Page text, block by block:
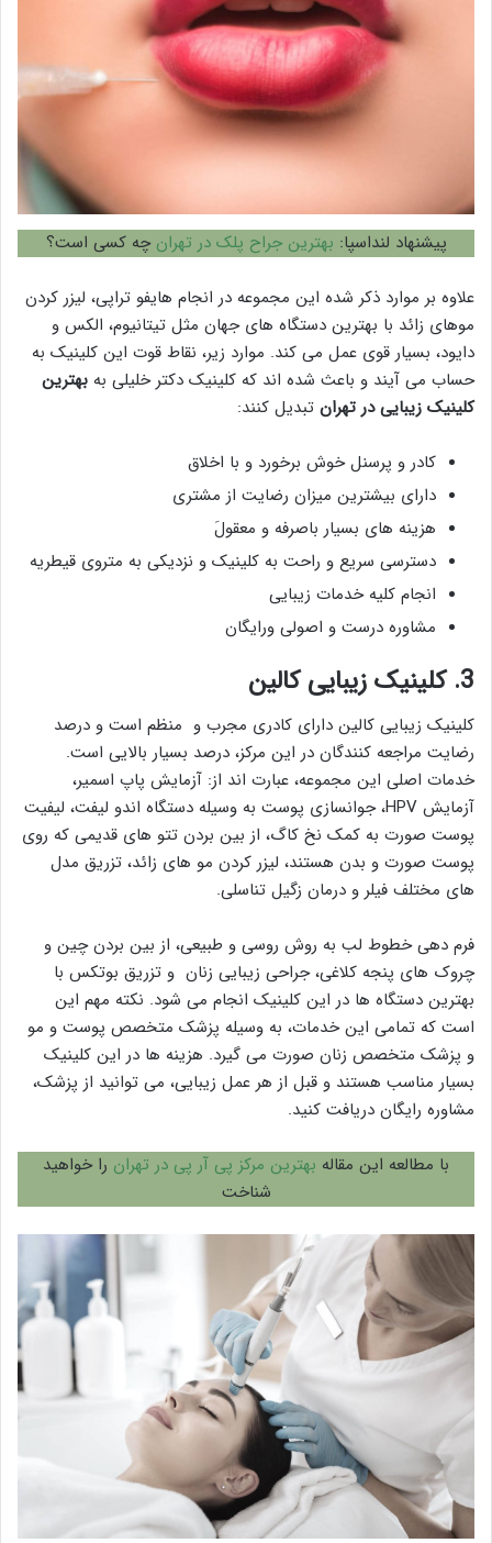
پیشنهاد لنداسپا: بهترین جراح پلک در تهران چه کسی است؟
علاوه بر موارد ذکر شده این مجموعه در انجام هایفو تراپی، لیزر کردن
موهای زائد با بهترین دستگاه های جهان مثل تیتانیوم، الکس و
دایود، بسیار قوی عمل می کند. موارد زیر، نقاط قوت این کلینیک به
حساب می آیند و باعث شده اند که کلینیک دکتر خلیلی به بهترین
کلینیک زیبایی در تهران تبدیل کنند:
کادر و پرسنل خوش برخورد و با اخلاق
دارای بیشترین میزان رضایت از مشتری
هزینه های بسیار باصرفه و معقولَ
دسترسی سریع و راحت به کلینیک و نزدیکی به متروی قیطریه
انجام کلیه خدمات زیبایی
مشاوره درست و اصولی ورایگان
3. کلینیک زیبایی کالین
کلینیک زیبایی کالین دارای کادری مجرب و منظم است و درصد
رضایت مراجعه کنندگان در این مرکز، درصد بسیار بالایی است.
خدمات اصلی این مجموعه، عبارت اند از: آزمایش پاپ اسمیر،
آزمایش HPV، جوانسازی پوست به وسیله دستگاه اندو لیفت، لیفیت
پوست صورت به کمک نخ کاگ، از بین بردن تتو های قدیمی که روی
پوست صورت و بدن هستند، لیزر کردن مو های زائد، تزریق مدل
های مختلف فیلر و درمان زگیل تناسلی.
فرم دهی خطوط لب به روش روسی و طبیعی، از بین بردن چین و
چروک های پنجه کلاغی، جراحی زیبایی زنان و تزریق بوتکس با
بهترین دستگاه ها در این کلینیک انجام می شود. نکته مهم این
است که تمامی این خدمات، به وسیله پزشک متخصص پوست و مو
و پزشک متخصص زنان صورت می گیرد. هزینه ها در این کلینیک
بسیار مناسب هستند و قبل از هر عمل زیبایی، می توانید از پزشک،
مشاوره رایگان دریافت کنید.
با مطالعه این مقاله بهترین مرکز پی آر پی در تهران را خواهید
شناخت